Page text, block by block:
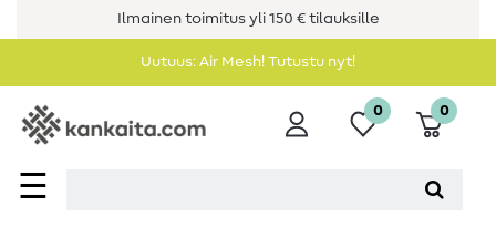
Ilmainen toimitus yli 150 € tilauksille
Uutuus: Air Mesh! Tutustu nyt!
☰
0 0